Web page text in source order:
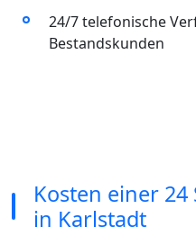
24/7 telefonische
Bestandskunden
Kosten einer
in Karlstadt